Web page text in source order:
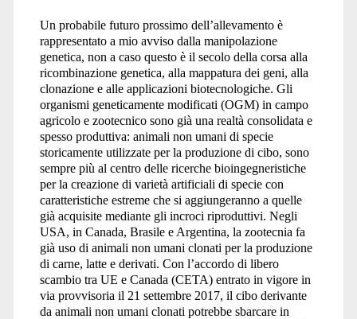
Un probabile futuro prossimo dell’allevamento è
rappresentato a mio avviso dalla manipolazione
genetica, non a caso questo è il secolo della corsa alla
ricombinazione genetica, alla mappatura dei geni, alla
clonazione e alle applicazioni biotecnologiche. Gli
organismi geneticamente modificati (OGM) in campo
agricolo e zootecnico sono già una realtà consolidata e
spesso produttiva: animali non umani di specie
storicamente utilizzate per la produzione di cibo, sono
sempre più al centro delle ricerche bioingegneristiche
per la creazione di varietà artificiali di specie con
caratteristiche estreme che si aggiungeranno a quelle
già acquisite mediante gli incroci riproduttivi. Negli
USA, in Canada, Brasile e Argentina, la zootecnia fa
già uso di animali non umani clonati per la produzione
di carne, latte e derivati. Con l’accordo di libero
scambio tra UE e Canada (CETA) entrato in vigore in
via provvisoria il 21 settembre 2017, il cibo derivante
da animali non umani clonati potrebbe sbarcare in